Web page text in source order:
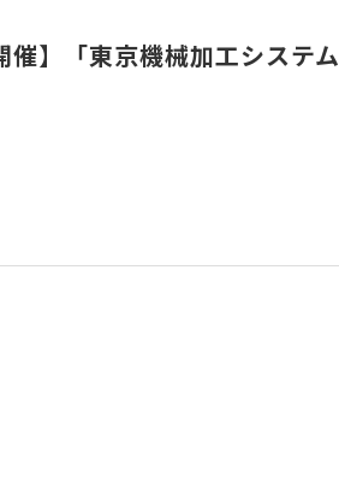
】「東京機械加工システム